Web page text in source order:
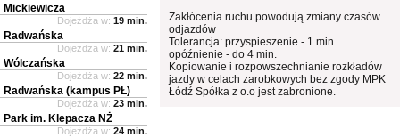
Zakłócenia ruchu powodują zmiany czasów
odjazdów
Tolerancja: przyspieszenie - 1 min.
opóźnienie - do 4 min.
Kopiowanie i rozpowszechnianie rozkładów
jazdy w celach zarobkowych bez zgody MPK
Łódź Spółka z o.o jest zabronione.
Mickiewicza
Dojeżdża w: 19 min.
Radwańska
Dojeżdża w: 21 min.
Wólczańska
Dojeżdża w: 22 min.
Radwańska (kampus PŁ)
Dojeżdża w: 23 min.
Park im. Klepacza NŻ
Dojeżdża w: 24 min.